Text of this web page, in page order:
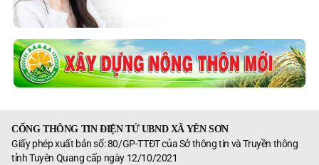
CỔNG THÔNG TIN ĐIỆN TỬ UBND XÃ YÊN SƠN
Giấy phép xuất bản số: 80/GP-TTĐT của Sở thông tin và Truyền thông
tỉnh Tuyên Quang cấp ngày 12/10/2021